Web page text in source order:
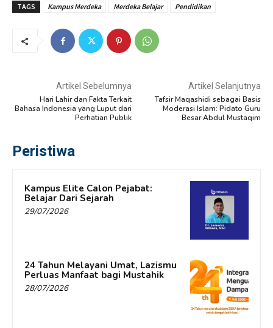
TAGS Kampus Merdeka Merdeka Belajar Pendidikan
Artikel Sebelumnya
Hari Lahir dan Fakta Terkait
Bahasa Indonesia yang Luput dari
Perhatian Publik
Artikel Selanjutnya
Tafsir Maqashidi sebagai Basis
Moderasi Islam: Pidato Guru
Besar Abdul Mustaqim
Peristiwa
Kampus Elite Calon Pejabat:
Belajar Dari Sejarah
29/07/2026
24 Tahun Melayani Umat, Lazismu
Perluas Manfaat bagi Mustahik
28/07/2026